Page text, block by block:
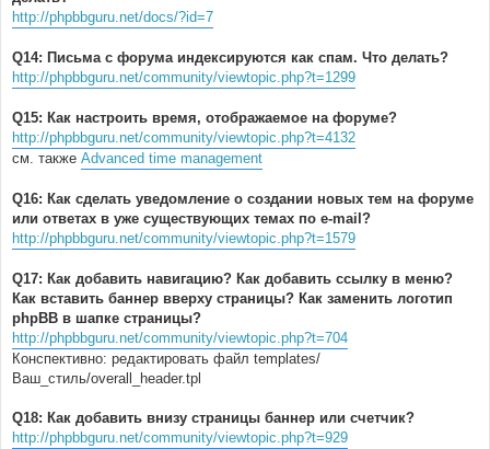
http://phpbbguru.net/docs/?id=7
Q14: Письма с форума индексируются как спам. Что делать?
http://phpbbguru.net/community/viewtopic.php?t=1299
Q15: Как настроить время, отображаемое на форуме?
http://phpbbguru.net/community/viewtopic.php?t=4132
см. также Advanced time management
Q16: Как сделать уведомление о создании новых тем на форуме
или ответах в уже существующих темах по e-mail?
http://phpbbguru.net/community/viewtopic.php?t=1579
Q17: Как добавить навигацию? Как добавить ссылку в меню?
Как вставить баннер вверху страницы? Как заменить логотип
phpBB в шапке страницы?
http://phpbbguru.net/community/viewtopic.php?t=704
Конспективно: редактировать файл templates/
Ваш_стиль/overall_header.tpl
Q18: Как добавить внизу страницы баннер или счетчик?
http://phpbbguru.net/community/viewtopic.php?t=929